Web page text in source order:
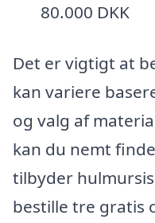
80.000 DKK
Det er vigtigt at
kan variere
og valg af
kan du nemt
tilbyder
bestille tre gratis